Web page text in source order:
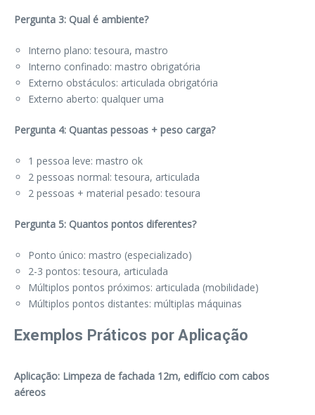
Pergunta 3: Qual é ambiente?
Interno plano: tesoura, mastro
Interno confinado: mastro obrigatória
Externo obstáculos: articulada obrigatória
Externo aberto: qualquer uma
Pergunta 4: Quantas pessoas + peso carga?
1 pessoa leve: mastro ok
2 pessoas normal: tesoura, articulada
2 pessoas + material pesado: tesoura
Pergunta 5: Quantos pontos diferentes?
Ponto único: mastro (especializado)
2-3 pontos: tesoura, articulada
Múltiplos pontos próximos: articulada (mobilidade)
Múltiplos pontos distantes: múltiplas máquinas
Exemplos Práticos por Aplicação
Aplicação: Limpeza de fachada 12m, edifício com cabos
aéreos